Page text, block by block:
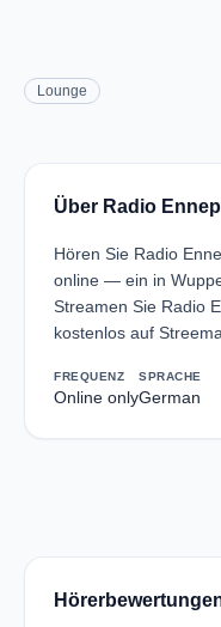
Lounge
Über Radio
Hören Sie Radio
online — ein in
Streamen Sie Radio
kostenlos auf
FREQUENZ
Online only
SPRACHE
German